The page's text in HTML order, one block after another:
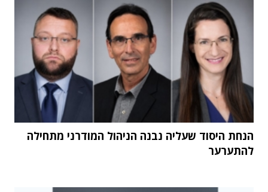
הנחת היסוד שעליה נבנה הניהול המודרני מתחילה
להתערער